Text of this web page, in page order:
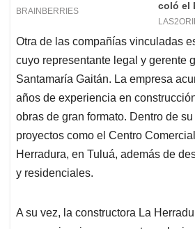
Otra de las compañías vinculadas
cuyo representante legal y gerente
Santamaría Gaitán. La empresa
años de experiencia en
obras de gran formato. Dentro de
proyectos como el Centro
Herradura, en Tuluá, además de
y residenciales.
A su vez, la constructora La